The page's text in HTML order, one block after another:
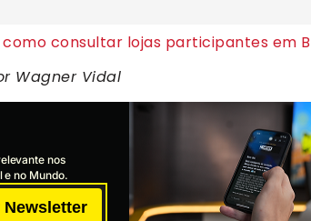
como consultar lojas participantes em
Wagner Vidal
nos
e no Mundo.
Newsletter